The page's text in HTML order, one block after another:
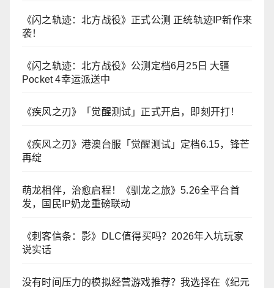
《闪之轨迹：北方战役》正式公测 正统轨迹IP新作来
袭！
《闪之轨迹：北方战役》公测定档6月25日 大疆
Pocket 4幸运派送中
《疾风之刃》「觉醒测试」正式开启，即刻开打！
《疾风之刃》港澳台服「觉醒测试」定档6.15，锋芒
再绽
萌龙相伴，治愈启程！《驯龙之旅》5.26全平台首
发，国民IP奶龙重磅联动
《刺客信条：影》DLC值得买吗？2026年入坑玩家
说实话
没有时间压力的模拟经营游戏推荐？我选择在《纪元